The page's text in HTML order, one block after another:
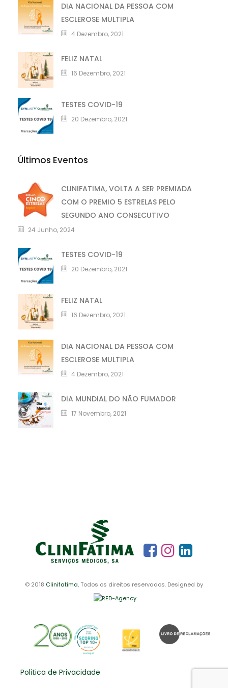
DIA NACIONAL DA PESSOA COM
ESCLEROSE MULTIPLA
4 Dezembro, 2021
FELIZ NATAL
16 Dezembro, 2021
TESTES COVID-19
20 Dezembro, 2021
Últimos Eventos
CLINIFATIMA, VOLTA A SER PREMIADA
COM O PREMIO 5 ESTRELAS PELO
SEGUNDO ANO CONSECUTIVO
24 Junho, 2024
TESTES COVID-19
20 Dezembro, 2021
FELIZ NATAL
16 Dezembro, 2021
DIA NACIONAL DA PESSOA COM
ESCLEROSE MULTIPLA
4 Dezembro, 2021
DIA MUNDIAL DO NÃO FUMADOR
17 Novembro, 2021
© 2018 Clinifatima, Todos os direitos reservados. Designed by
Politica de Privacidade